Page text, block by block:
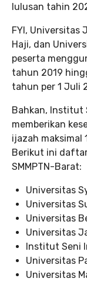
lulusan tahin
FYI, Universitas
Haji, dan
peserta
tahun 2019
tahun per 1 Juli
Bahkan, Institut
memberikan
ijazah maksimal
Berikut ini
SMMPTN-Barat:
Universitas
Universitas
Universitas
Universitas
Institut Seni
Universitas
Universitas